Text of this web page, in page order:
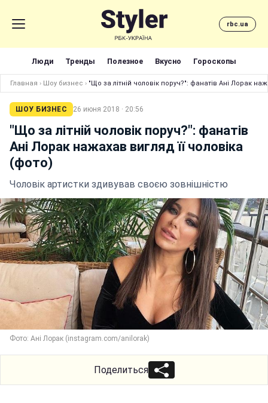
rbc.ua
Люди Тренды Полезное Вкусно Гороскопы
Главная › Шоу бизнес › "Що за літній чоловік поруч?": фанатів Ані Лорак
ШОУ БИЗНЕС 26 июня 2018 · 20:56
"Що за літній чоловік поруч?": фанатів
Ані Лорак нажахав вигляд її чоловіка
(фото)
Чоловік артистки здивував своєю зовнішністю
Фото: Ані Лорак (instagram.com/anilorak)
Поделиться